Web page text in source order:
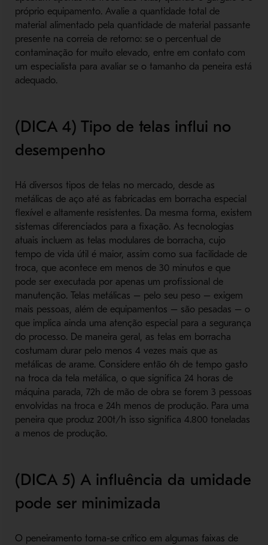
próprio equipamento. Avalie a quantidade total de
material alimentado pela quantidade de material passante
presente na correia de retorno: se o percentual de
contaminação for muito elevado, entre em contato com
um especialista para avaliar se o tamanho da peneira está
adequado.
(DICA 4) Tipo de telas influi no
desempenho
Há diversos tipos de telas no mercado, desde as
metálicas de aço até as fabricadas em borracha especial
flexível e altamente resistentes. Da mesma forma, existem
sistemas diferenciados para a fixação. As tecnologias
atuais incluem as telas modulares de borracha, cujo
tempo de vida útil é maior, assim como sua facilidade de
troca, que acontece em menos de 30 minutos e que
pode ser executada por apenas um profissional de
manutenção. Telas metálicas – pelo seu peso – exigem
mais pessoas, além de equipamentos – são pesadas – o
que implica ainda uma atenção especial para a segurança
do processo. De maneira geral, as telas em borracha
costumam durar pelo menos 4 vezes mais que as
metálicas de arame. Considere então 6h de tempo gasto
na troca da tela metálica, o que significa 24 horas de
máquina parada, 72h de mão de obra se forem 3 pessoas
envolvidas na troca e 24h menos de produção. Para uma
peneira que produz 200t/h isso significa 4.800 toneladas
a menos de produção.
(DICA 5) A influência da umidade
pode ser minimizada
O peneiramento torna-se crítico em algumas faixas de